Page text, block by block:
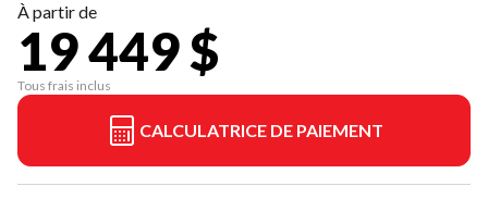
À partir de
19 449 $
Tous frais inclus
CALCULATRICE DE PAIEMENT